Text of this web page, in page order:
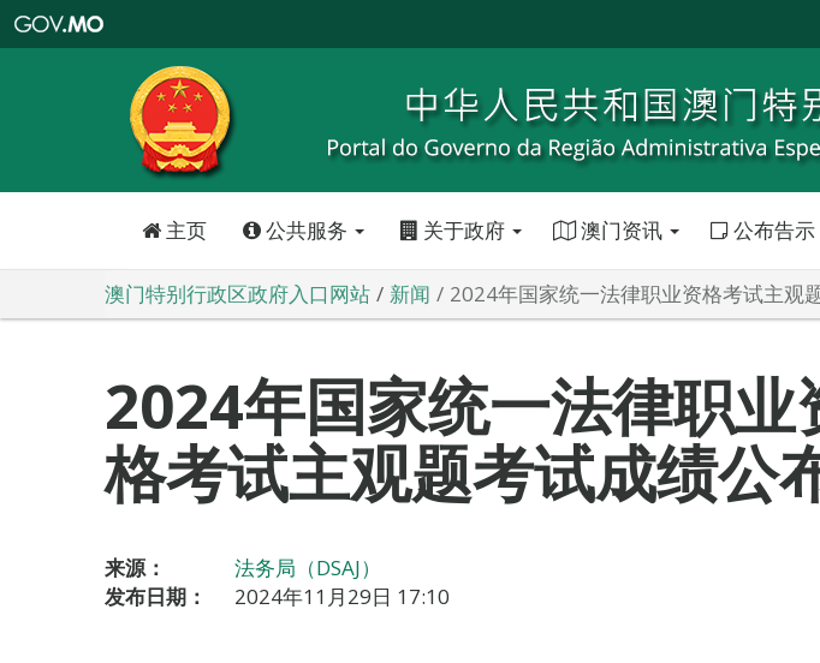
特
政
区
政
口
主页 公共服务 关于政府 澳门资讯 公布告示
澳门特别行政区政府入口网站 新闻 2024年国家统一法律职业资格考试主观
2024年国家统一法律职业
格考试主观题考试成绩公
来源：
法务局（DSAJ）
发布日期：
2024年11月29日 17:10